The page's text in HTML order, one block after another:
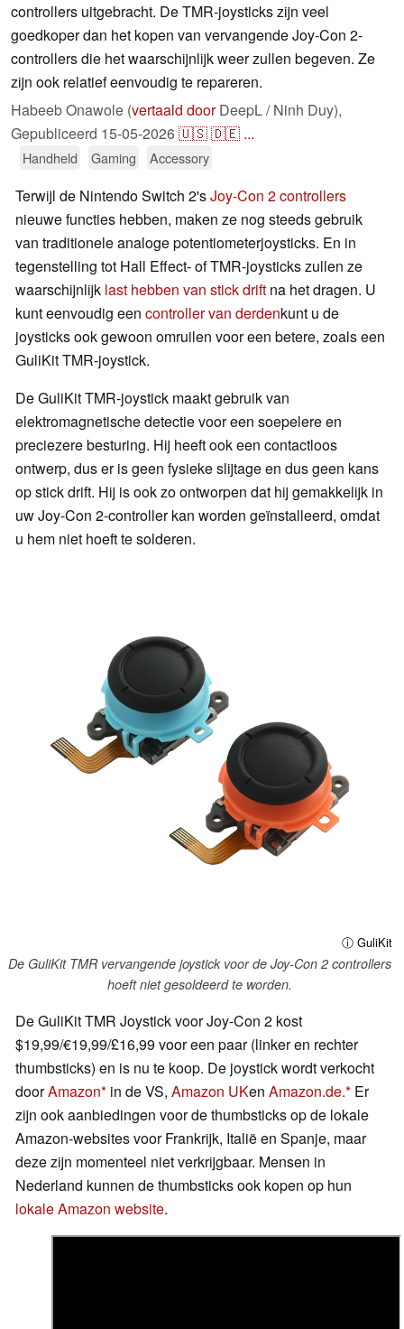
controllers uitgebracht. De TMR-joysticks zijn veel
goedkoper dan het kopen van vervangende Joy-Con 2-
controllers die het waarschijnlijk weer zullen begeven. Ze
zijn ook relatief eenvoudig te repareren.
Habeeb Onawole (vertaald doorDeepL / Ninh Duy),
Gepubliceerd 15-05-2026🇺🇸🇩🇪 ...
Handheld Gaming Accessory
Terwijl de Nintendo Switch 2'sJoy-Con 2 controllers
nieuwe functies hebben, maken ze nog steeds gebruik
van traditionele analoge potentiometerjoysticks. En in
tegenstelling tot Hall Effect- of TMR-joysticks zullen ze
waarschijnlijk last hebben van stick drift na het dragen. U
kunt eenvoudig een controller van derdenkunt u de
joysticks ook gewoon omruilen voor een betere, zoals een
GuliKit TMR-joystick.
De GuliKit TMR-joystick maakt gebruik van
elektromagnetische detectie voor een soepelere en
preciezere besturing. Hij heeft ook een contactloos
ontwerp, dus er is geen fysieke slijtage en dus geen kans
op stick drift. Hij is ook zo ontworpen dat hij gemakkelijk in
uw Joy-Con 2-controller kan worden geïnstalleerd, omdat
u hem niet hoeft te solderen.
ⓘ GuliKit
De GuliKit TMR vervangende joystick voor de Joy-Con 2 controllers
hoeft niet gesoldeerd te worden.
De GuliKit TMR Joystick voor Joy-Con 2 kost
$19,99/€19,99/£16,99 voor een paar (linker en rechter
thumbsticks) en is nu te koop. De joystick wordt verkocht
doorAmazon in de VS, Amazon UKen Amazon.de. Er
zijn ook aanbiedingen voor de thumbsticks op de lokale
Amazon-websites voor Frankrijk, Italië en Spanje, maar
deze zijn momenteel niet verkrijgbaar. Mensen in
Nederland kunnen de thumbsticks ook kopen op hun
lokale Amazon website.